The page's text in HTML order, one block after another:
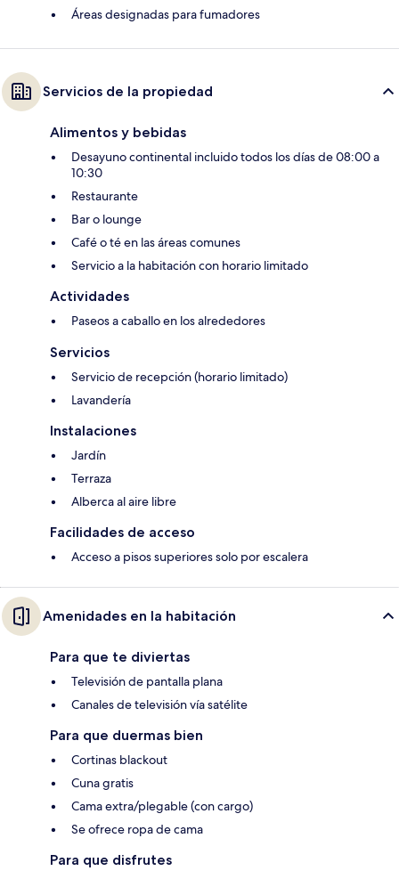
Áreas designadas para fumadores
Servicios de la propiedad
Alimentos y bebidas
Desayuno continental incluido todos los días de 08:00 a
10:30
Restaurante
Bar o lounge
Café o té en las áreas comunes
Servicio a la habitación con horario limitado
Actividades
Paseos a caballo en los alrededores
Servicios
Servicio de recepción (horario limitado)
Lavandería
Instalaciones
Jardín
Terraza
Alberca al aire libre
Facilidades de acceso
Acceso a pisos superiores solo por escalera
Amenidades en la habitación
Para que te diviertas
Televisión de pantalla plana
Canales de televisión vía satélite
Para que duermas bien
Cortinas blackout
Cuna gratis
Cama extra/plegable (con cargo)
Se ofrece ropa de cama
Para que disfrutes